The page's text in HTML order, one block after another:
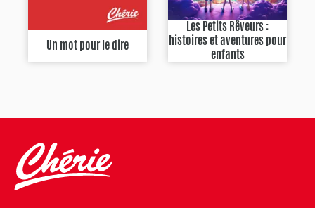
Un mot pour le dire
Les Petits Rêveurs :
histoires et aventures pour
enfants